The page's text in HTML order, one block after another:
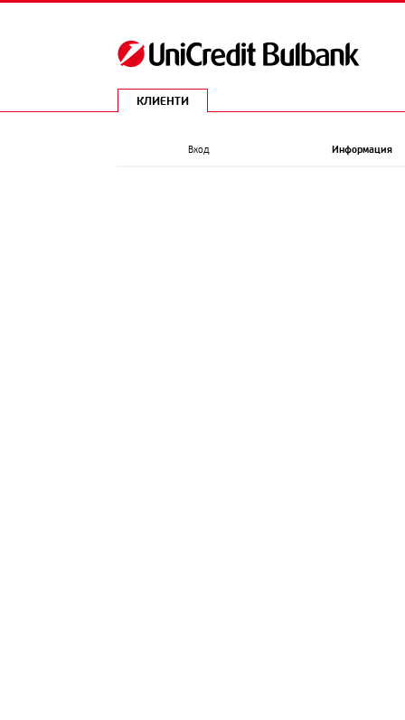
КЛИЕНТИ
Вход Информация